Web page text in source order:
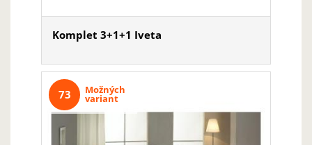
Komplet 3+1+1 Iveta
Možných
variant
73